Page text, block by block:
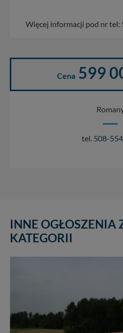
Więcej informacji pod nr tel:
Cena 599
tel. 508-
INNE OGŁOSZENIA
KATEGORII